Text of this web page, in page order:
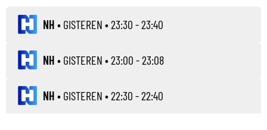
NH • GISTEREN • 23:30 - 23:40
NH • GISTEREN • 23:00 - 23:08
NH • GISTEREN • 22:30 - 22:40